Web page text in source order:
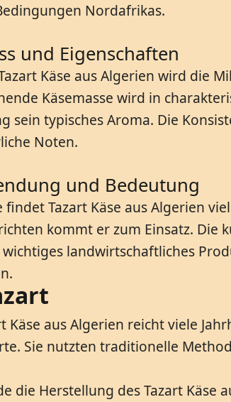
Nordafrikas.
und Eigenschaften
Käse aus Algerien wird die
Käsemasse wird in
sein typisches Aroma. Die
Noten.
und Bedeutung
findet Tazart Käse aus Algerien
kommt er zum Einsatz.
landwirtschaftliches
Käse aus Algerien reicht viele
Sie nutzten traditionelle
die Herstellung des Tazart Käse